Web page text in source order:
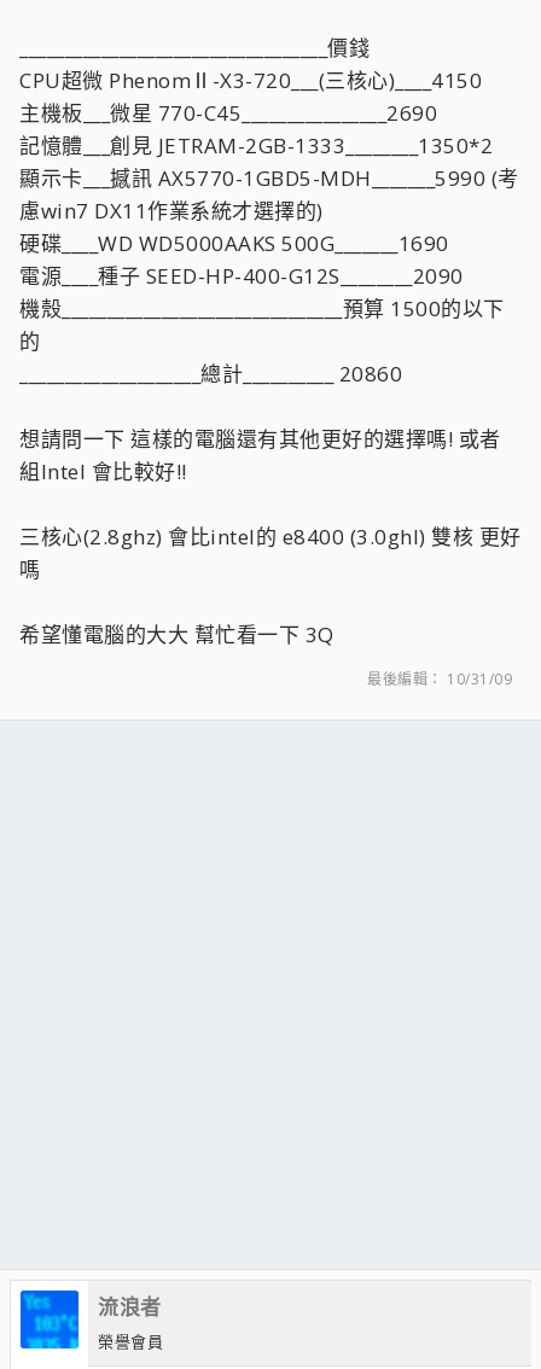
__________________________________價錢
CPU超微 PhenomⅡ-X3-720___(三核心)____4150
主機板___微星 770-C45________________2690
記憶體___創見 JETRAM-2GB-1333________1350*2
顯示卡___撼訊 AX5770-1GBD5-MDH_______5990 (考
慮win7 DX11作業系統才選擇的)
硬碟____WD WD5000AAKS 500G_______1690
電源____種子 SEED-HP-400-G12S________2090
機殼_______________________________預算 1500的以下
的
____________________總計__________ 20860
想請問一下 這樣的電腦還有其他更好的選擇嗎! 或者
組Intel 會比較好!!
三核心(2.8ghz) 會比intel的 e8400 (3.0ghl) 雙核 更好
嗎
希望懂電腦的大大 幫忙看一下 3Q
最後編輯： 10/31/09
流浪者
榮譽會員